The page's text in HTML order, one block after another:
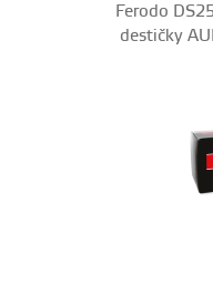
Ferodo
destičky